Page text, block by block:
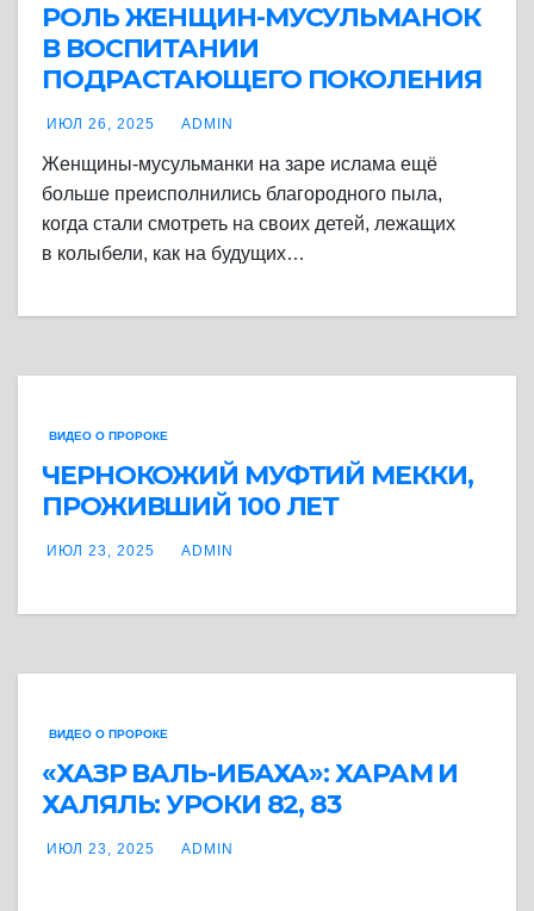
РОЛЬ ЖЕНЩИН-МУСУЛЬМАНОК
В ВОСПИТАНИИ
ПОДРАСТАЮЩЕГО ПОКОЛЕНИЯ
ИЮЛ 26, 2025 ADMIN
Женщины-мусульманки на заре ислама ещё
больше преисполнились благородного пыла,
когда стали смотреть на своих детей, лежащих
в колыбели, как на будущих…
ВИДЕО О ПРОРОКЕ
ЧЕРНОКОЖИЙ МУФТИЙ МЕККИ,
ПРОЖИВШИЙ 100 ЛЕТ
ИЮЛ 23, 2025 ADMIN
ВИДЕО О ПРОРОКЕ
«ХАЗР ВАЛЬ-ИБАХА»: ХАРАМ И
ХАЛЯЛЬ: УРОКИ 82, 83
ИЮЛ 23, 2025 ADMIN